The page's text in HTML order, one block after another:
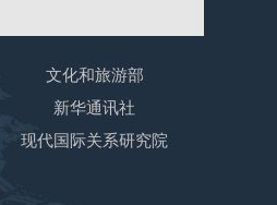
文化和旅游部
新华通讯社
现代国际关系研究院